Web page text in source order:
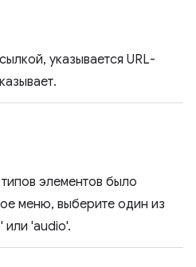
указывается URL-
элементов было
меню, выберите один из
или 'audio'.